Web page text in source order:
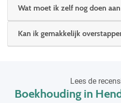
Wat moet ik zelf nog doen
Kan ik gemakkelijk
Lees de
Boekhouding in